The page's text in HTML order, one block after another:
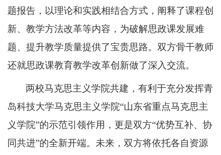
题报告，以理论和实践相结合方式，阐释了课程创
新、教学方法改革等内容，为破解思政课发展难
题、提升教学质量提供了宝贵思路。双方骨干教师
还就思政课教育教学改革创新做了深入交流。
两校马克思主义学院共建，有利于充分发挥青
岛科技大学马克思主义学院“山东省重点马克思主
义学院”的示范引领作用，更是双方“优势互补、协
同共进”的全新开端。未来，双方将依托各自资源